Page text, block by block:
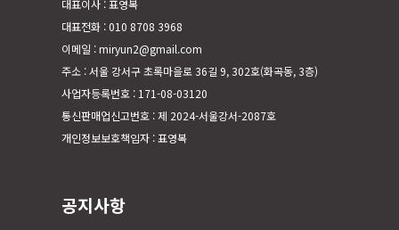
대표이사 : 표영복
대표전화 : 010 8708 3968
이메일 : miryun2@gmail.com
주소 : 서울 강서구 초록마을로 36길 9, 302호(화곡동, 3층)
사업자등록번호 : 171-08-03120
통신판매업신고번호 : 제 2024-서울강서-2087호
개인정보보호책임자 : 표영복
공지사항